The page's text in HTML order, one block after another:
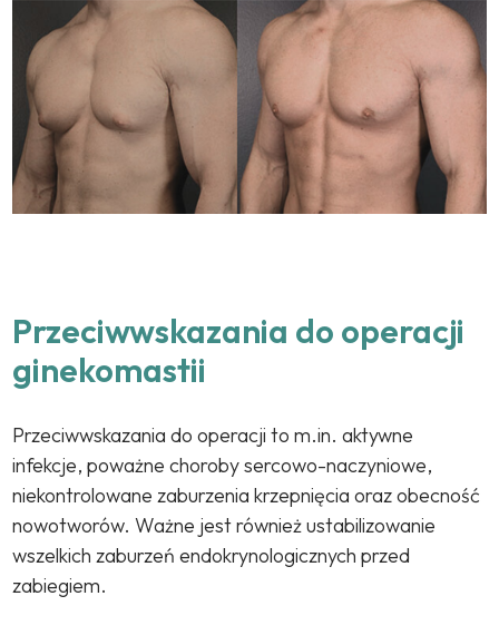
Przeciwwskazania do operacji
ginekomastii
Przeciwwskazania do operacji to m.in. aktywne
infekcje, poważne choroby sercowo-naczyniowe,
niekontrolowane zaburzenia krzepnięcia oraz obecność
nowotworów. Ważne jest również ustabilizowanie
wszelkich zaburzeń endokrynologicznych przed
zabiegiem.